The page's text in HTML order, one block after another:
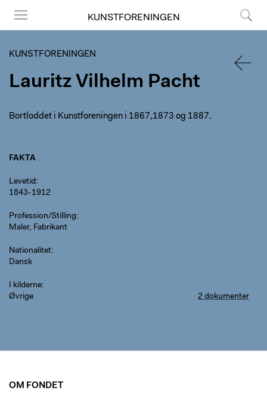
KUNSTFORENINGEN
KUNSTFORENINGEN
Lauritz Vilhelm Pacht
Bortloddet i Kunstforeningen i 1867,1873 og 1887.
FAKTA
Levetid
1843-1912
Profession/Stilling
Maler, Fabrikant
Nationalitet
Dansk
I kilderne
Øvrige
2 dokumenter
OM FONDET